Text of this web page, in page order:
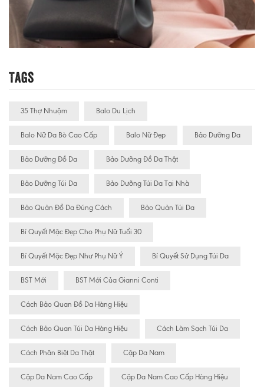
Tags
35 Thợ Nhuộm Balo Du Lịch
Balo Nữ Da Bò Cao Cấp Balo Nữ Đẹp Bảo Dưỡng Da
Bảo Dưỡng Đồ Da Bảo Dưỡng Đồ Da Thật
Bảo Dưỡng Túi Da Bảo Dưỡng Túi Da Tại Nhà
Bảo Quản Đồ Da Đúng Cách Bảo Quản Túi Da
Bí Quyết Mặc Đẹp Cho Phụ Nữ Tuổi 30
Bí Quyết Mặc Đẹp Như Phụ Nữ Ý Bí Quyết Sử Dụng Túi Da
BST Mới BST Mới Của Gianni Conti
Cách Bảo Quan Đồ Da Hàng Hiệu
Cách Bảo Quan Túi Da Hàng Hiệu Cách Làm Sạch Túi Da
Cách Phân Biệt Da Thật Cặp Da Nam
Cặp Da Nam Cao Cấp Cặp Da Nam Cao Cấp Hàng Hiệu